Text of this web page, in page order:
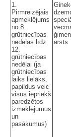
1.
Pirmreizējais
apmeklējums
no 8.
grūtniecības
nedēļas līdz
12.
grūtniecības
nedēļai (ja
grūtniecības
laiks lielāks,
papildus veic
visus iepriekš
paredzētos
izmeklējumus
un
pasākumus)
ārsts